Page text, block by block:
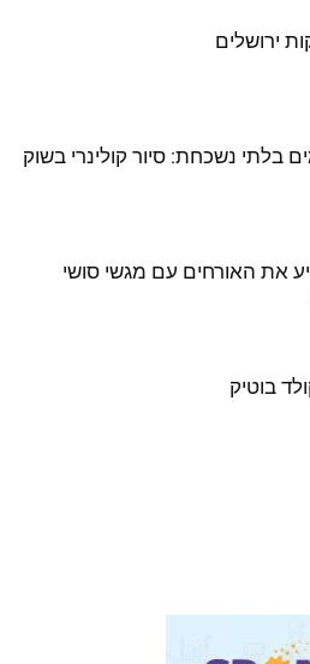
ירושלים
בלתי נשכחת: סיור קולינרי בשוק
את האורחים עם מגשי סושי
בוטיק